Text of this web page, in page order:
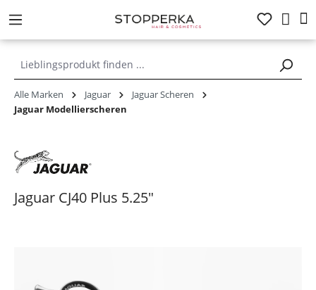
springen
Alle Marken Jaguar
Jaguar Scheren
Jaguar Modellierscheren
Jaguar CJ40 Plus 5.25"